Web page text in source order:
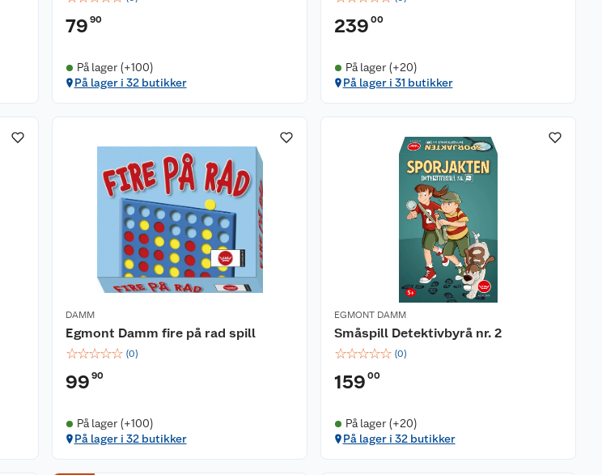
79 90
På lager (+100)
På lager i 32 butikker
239 00
På lager (+20)
På lager i 31 butikker
DAMM
Egmont Damm fire på rad spill
☆☆☆☆☆ (0)
99 90
På lager (+100)
På lager i 32 butikker
EGMONT DAMM
Småspill Detektivbyrå nr. 2
☆☆☆☆☆ (0)
159 00
På lager (+20)
På lager i 32 butikker